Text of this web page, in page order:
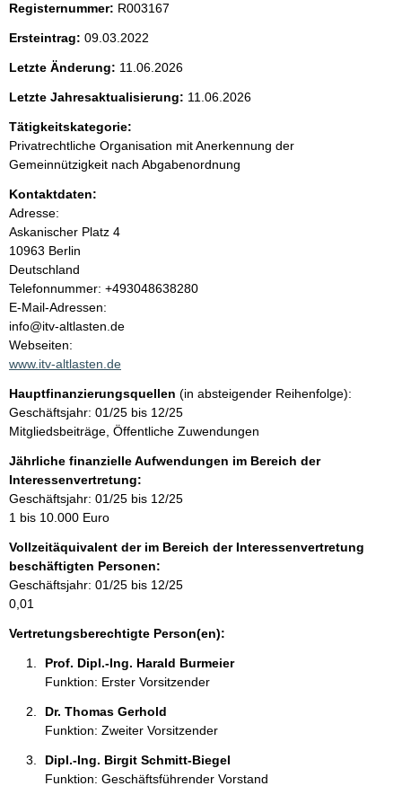
e
n
i
n
h
a
l
t
Registernummer: R003167
Ersteintrag: 09.03.2022
Letzte Änderung: 11.06.2026
Letzte Jahresaktualisierung: 11.06.2026
Tätigkeitskategorie:
Privatrechtliche Organisation mit Anerkennung der
Gemeinnützigkeit nach Abgabenordnung
Kontaktdaten:
Adresse:
Askanischer Platz 4
10963 Berlin
Deutschland
K
o
n
t
a
t
i
n
f
o
r
m
t
i
o
n
e
Telefonnummer: +493048638280
E-Mail-Adressen:
info@itv-altlasten.de
Webseiten:
www.itv-altlasten.de
Hauptfinanzierungsquellen (in absteigender Reihenfolge):
Geschäftsjahr: 01/25 bis 12/25
Mitgliedsbeiträge, Öffentliche Zuwendungen
Jährliche finanzielle Aufwendungen im Bereich der
Interessenvertretung:
Geschäftsjahr: 01/25 bis 12/25
1 bis 10.000 Euro
Vollzeitäquivalent der im Bereich der Interessenvertretung
beschäftigten Personen:
Geschäftsjahr: 01/25 bis 12/25
0,01
Vertretungsberechtigte Person(en):
Prof. Dipl.-Ing. Harald Burmeier
Funktion: Erster Vorsitzender
Dr. Thomas Gerhold
Funktion: Zweiter Vorsitzender
Dipl.-Ing. Birgit Schmitt-Biegel
Funktion: Geschäftsführender Vorstand